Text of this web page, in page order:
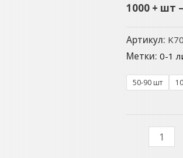
1000 + шт
Артикул: K70
Метки:0-1
50-90 шт